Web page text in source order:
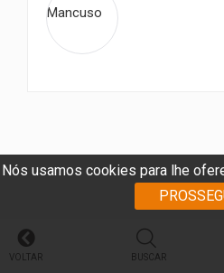
Nós usamos cookies para lhe
VOLTAR BUSCAR